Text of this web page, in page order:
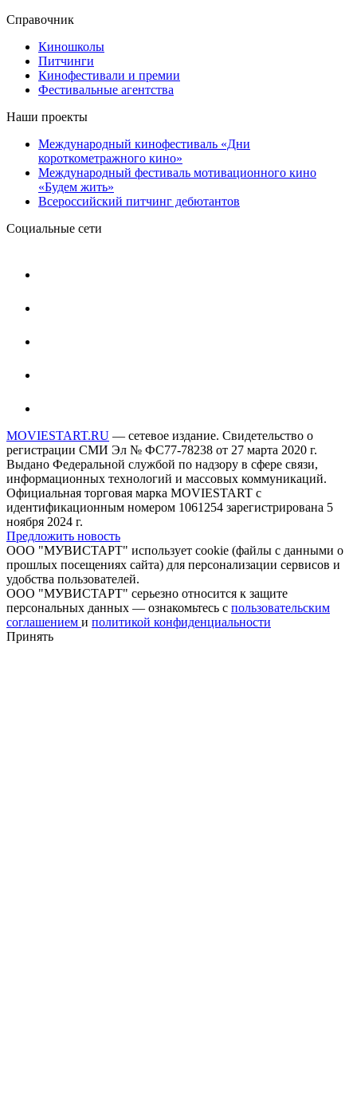
Справочник
Киношколы
Питчинги
Кинофестивали и премии
Фестивальные агентства
Наши проекты
Международный кинофестиваль «Дни
короткометражного кино»
Международный фестиваль мотивационного кино
«Будем жить»
Всероссийский питчинг дебютантов
Социальные сети
MOVIESTART.RU — сетевое издание. Свидетельство о
регистрации СМИ Эл № ФС77-78238 от 27 марта 2020 г.
Выдано Федеральной службой по надзору в сфере связи,
информационных технологий и массовых коммуникаций.
Официальная торговая марка MOVIESTART с
идентификационным номером 1061254 зарегистрирована 5
ноября 2024 г.
Предложить новость
ООО "МУВИСТАРТ" использует cookie (файлы с данными о
прошлых посещениях сайта) для персонализации сервисов и
удобства пользователей.
ООО "МУВИСТАРТ" серьезно относится к защите
персональных данных — ознакомьтесь с пользовательским
соглашением и политикой конфиденциальности
Принять